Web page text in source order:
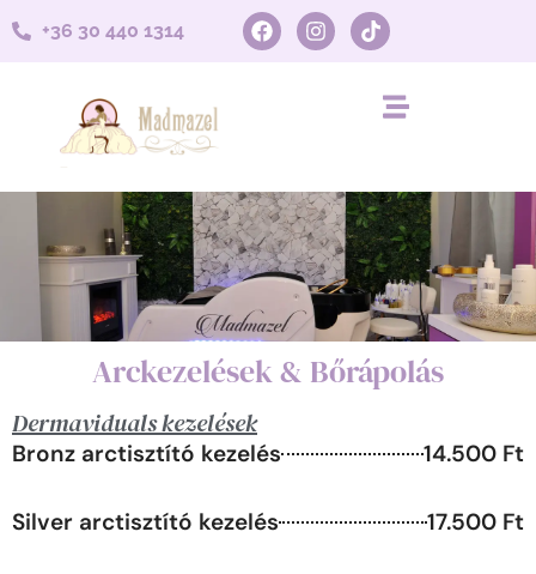
+36 30 440 1314
Árlista
Arckezelések & Bőrápolás
Dermaviduals kezelések
Bronz arctisztító kezelés 14.500 Ft
Silver arctisztító kezelés 17.500 Ft